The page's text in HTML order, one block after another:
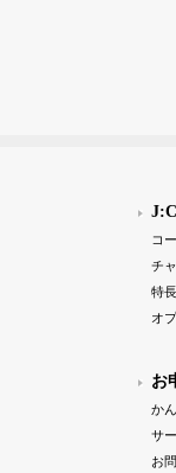
コ
チ
特長
オ
お
か
サ
お